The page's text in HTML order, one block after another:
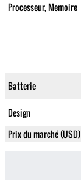
Processeur, Memoire
Batterie
Design
Prix du marché (USD)